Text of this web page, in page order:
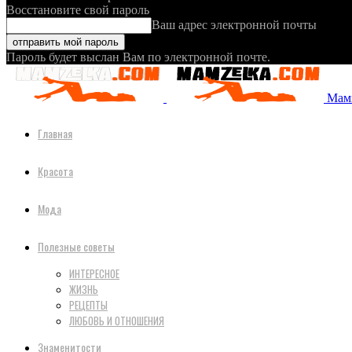
Восстановите свой пароль
Ваш адрес электронной почты
Пароль будет выслан Вам по электронной почте.
Главная
Красота
Мода
Полезные советы
ИНТЕРЕСНОЕ
ЖИЗНЬ
РЕЦЕПТЫ
ЛЮБОВЬ И ОТНОШЕНИЯ
Знаменитости